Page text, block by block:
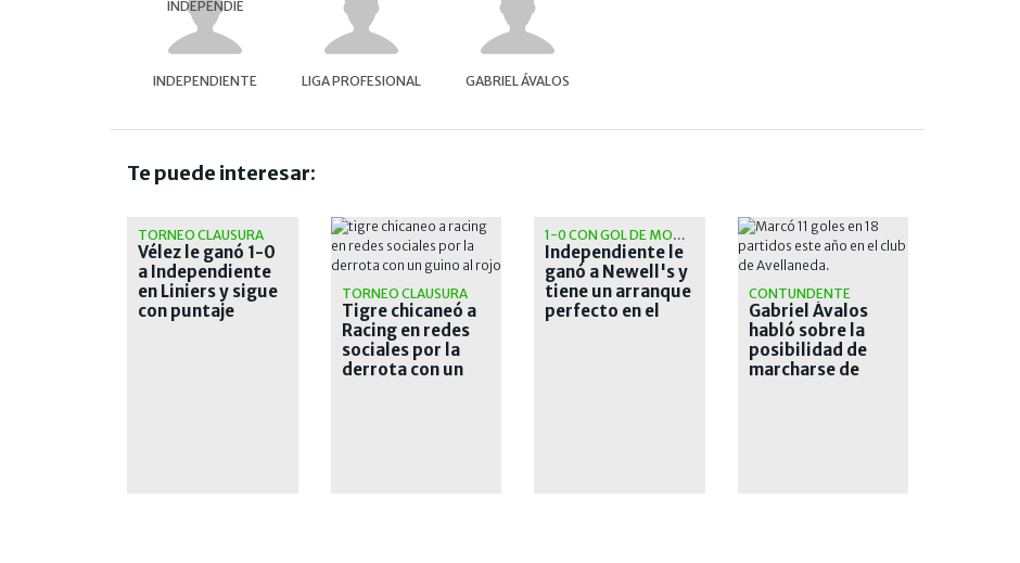
INDEPENDIENTE LIGA PROFESIONAL GABRIEL ÁVALOS
Te puede interesar:
TORNEO CLAUSURA
Vélez le ganó 1-0
a Independiente
en Liniers y sigue
con puntaje
TORNEO CLAUSURA
Tigre chicaneó a
Racing en redes
sociales por la
derrota con un
1-0 CON GOL DE MONTIEL
Independiente le
ganó a Newell's y
tiene un arranque
perfecto en el
CONTUNDENTE
Gabriel Ávalos
habló sobre la
posibilidad de
marcharse de